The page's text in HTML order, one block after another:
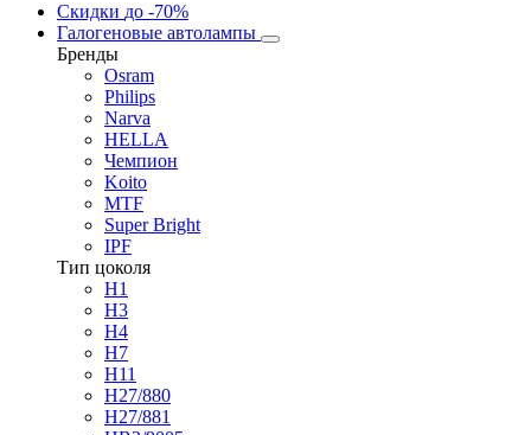
Скидки до -70%
Галогеновые автолампы
Бренды
Osram
Philips
Narva
HELLA
Чемпион
Koito
MTF
Super Bright
IPF
Тип цоколя
H1
H3
H4
H7
H11
H27/880
H27/881